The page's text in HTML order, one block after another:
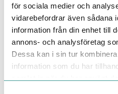
för sociala medier och
vidarebefordrar även sådana
information från din enhet till
annons- och analysföretag
Dessa kan i sin tur
information som du har
Reflektion över
Diskussion kring framtid
föränderlig värld
Delning av erfarenheter
VD:ar